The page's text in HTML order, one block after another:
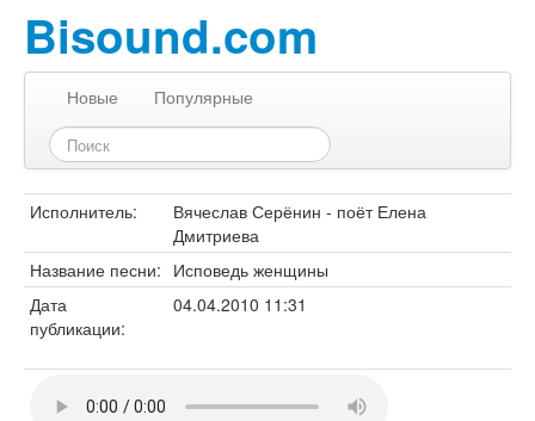
Bisound.com
Новые Популярные
Исполнитель:
Вячеслав Серёнин - поёт Елена
Дмитриева
Название песни: Исповедь женщины
Дата
публикации:
04.04.2010 11:31